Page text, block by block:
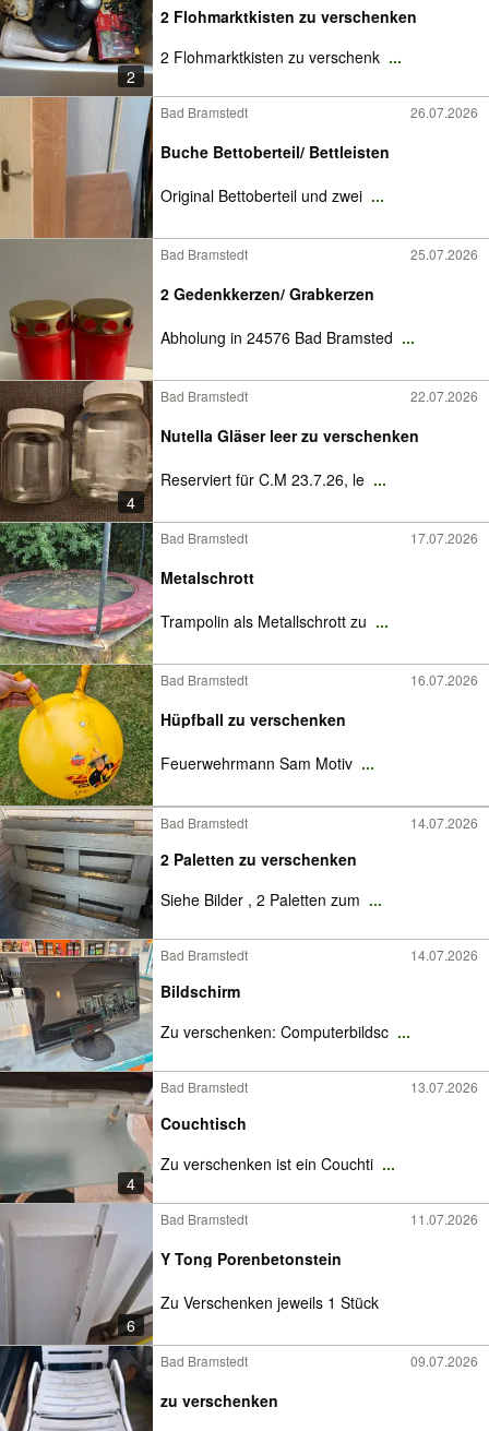
2
2 Flohmarktkisten zu verschenken
2 Flohmarktkisten zu verschenk ...
Bad Bramstedt 26.07.2026
Buche Bettoberteil/ Bettleisten
Original Bettoberteil und zwei ...
Bad Bramstedt 25.07.2026
2 Gedenkkerzen/ Grabkerzen
Abholung in 24576 Bad Bramsted ...
4
Bad Bramstedt 22.07.2026
Nutella Gläser leer zu verschenken
Reserviert für C.M 23.7.26, le ...
Bad Bramstedt 17.07.2026
Metalschrott
Trampolin als Metallschrott zu ...
Bad Bramstedt 16.07.2026
Hüpfball zu verschenken
Feuerwehrmann Sam Motiv ...
Bad Bramstedt 14.07.2026
2 Paletten zu verschenken
Siehe Bilder , 2 Paletten zum ...
Bad Bramstedt 14.07.2026
Bildschirm
Zu verschenken: Computerbildsc ...
4
Bad Bramstedt 13.07.2026
Couchtisch
Zu verschenken ist ein Couchti ...
6
Bad Bramstedt 11.07.2026
Y Tong Porenbetonstein
Zu Verschenken jeweils 1 Stück
Bad Bramstedt 09.07.2026
zu verschenken